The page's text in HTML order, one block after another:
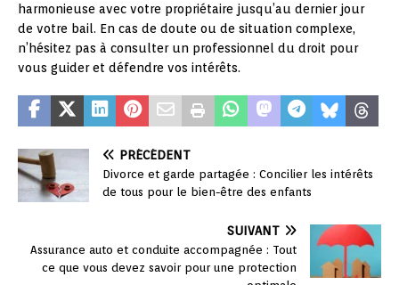
harmonieuse avec votre propriétaire jusqu’au dernier jour
de votre bail. En cas de doute ou de situation complexe,
n’hésitez pas à consulter un professionnel du droit pour
vous guider et défendre vos intérêts.
PRÉCÉDENT
Divorce et garde partagée : Concilier les intérêts
de tous pour le bien-être des enfants
SUIVANT
Assurance auto et conduite accompagnée : Tout
ce que vous devez savoir pour une protection